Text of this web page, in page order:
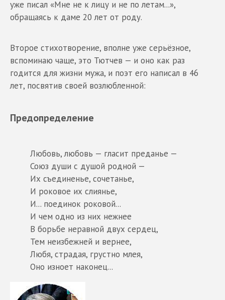
уже писал «Мне не к лицу и не по летам...»,
обращаясь к даме 20 лет от роду.
Второе стихотворение, вполне уже серьёзное,
вспоминаю чаще, это Тютчев — и оно как раз
годится для жизни мужа, и поэт его написал в 46
лет, посвятив своей возлюбленной:
Предопределение
Любовь, любовь — гласит преданье —
Союз души с душой родной —
Их съединенье, сочетанье,
И роковое их слиянье,
И... поединок роковой...
И чем одно из них нежнее
В борьбе неравной двух сердец,
Тем неизбежней и вернее,
Любя, страдая, грустно млея,
Оно изноет наконец...